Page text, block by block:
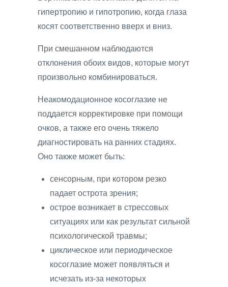
гипертропию и гипотропию, когда глаза
косят соответственно вверх и вниз.
При смешанном наблюдаются
отклонения обоих видов, которые могут
произвольно комбинироваться.
Неакомодационное косоглазие не
поддается корректировке при помощи
очков, а также его очень тяжело
диагностировать на ранних стадиях.
Оно также может быть:
сенсорным, при котором резко
падает острота зрения;
острое возникает в стрессовых
ситуациях или как результат сильной
психологической травмы;
циклическое или периодическое
косоглазие может появляться и
исчезать из-за некоторых